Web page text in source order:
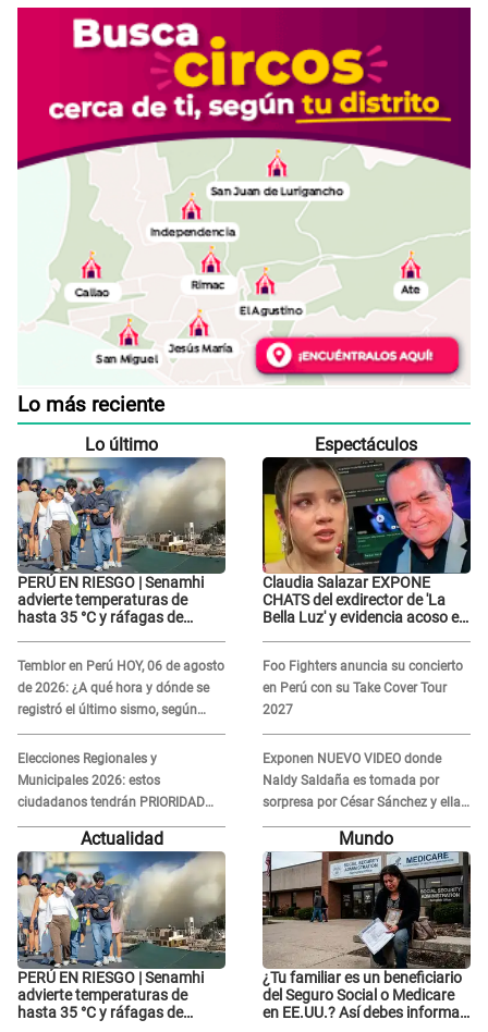
Lo más reciente
Lo último
PERÚ EN RIESGO | Senamhi
advierte temperaturas de
hasta 35 °C y ráfagas de
Temblor en Perú HOY, 06 de agosto
de 2026: ¿A qué hora y dónde se
registró el último sismo, según
IGP?
Elecciones Regionales y
Municipales 2026: estos
ciudadanos tendrán PRIORIDAD
para votar el 4 de octubre
Espectáculos
Claudia Salazar EXPONE
CHATS del exdirector de 'La
Bella Luz' y evidencia acoso e
Foo Fighters anuncia su concierto
en Perú con su Take Cover Tour
2027
Exponen NUEVO VIDEO donde
Naldy Saldaña es tomada por
sorpresa por César Sánchez y ella
evidencia su REACCIÓN: Le agarró
Actualidad
PERÚ EN RIESGO | Senamhi
advierte temperaturas de
hasta 35 °C y ráfagas de
Mundo
¿Tu familiar es un beneficiario
del Seguro Social o Medicare
en EE.UU.? Así debes informar